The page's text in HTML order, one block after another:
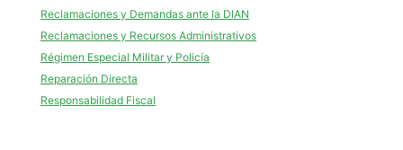
Reclamaciones y Demandas ante la DIAN
Reclamaciones y Recursos Administrativos
Régimen Especial Militar y Policía
Reparación Directa
Responsabilidad Fiscal